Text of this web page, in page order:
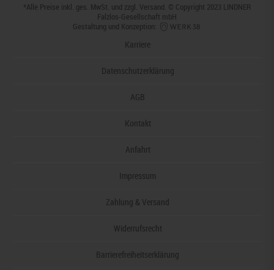
*Alle Preise inkl. ges. MwSt. und zzgl. Versand. © Copyright 2023 LINDNER
Falzlos-Gesellschaft mbH
Gestaltung und Konzeption:
Karriere
Datenschutzerklärung
AGB
Kontakt
Anfahrt
Impressum
Zahlung & Versand
Widerrufsrecht
Barrierefreiheitserklärung